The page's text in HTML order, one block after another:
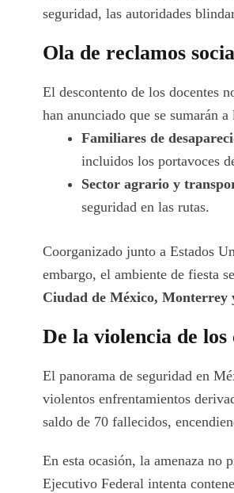
seguridad, las autoridades
Ola de reclamos
El descontento de los docentes
han anunciado que se sumarán
Familiares de
incluidos los portavoces
Sector agrario y
seguridad en las rutas.
Coorganizado junto a Estados
embargo, el ambiente de fiesta
Ciudad de México, Monterrey
De la violencia de
El panorama de seguridad en
violentos enfrentamientos
saldo de 70 fallecidos,
En esta ocasión, la amenaza no
Ejecutivo Federal intenta